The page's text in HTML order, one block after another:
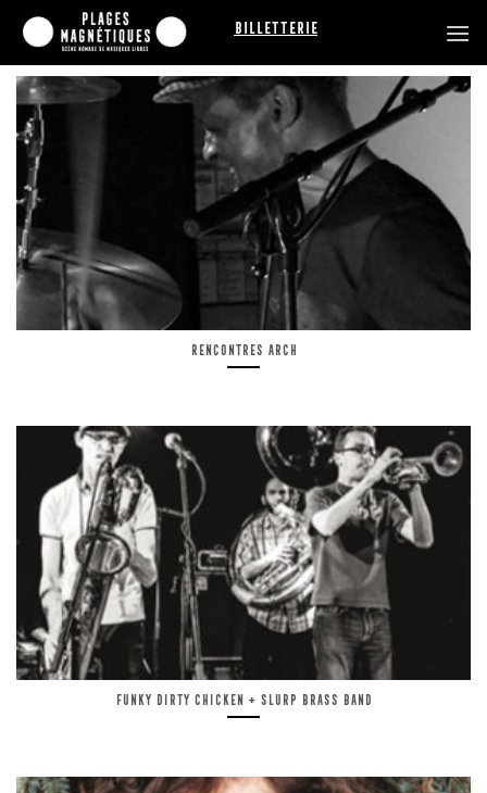
Passer
contenu
Billetterie
Rencontres ARCH
Funky Dirty Chicken + Slurp Brass Band